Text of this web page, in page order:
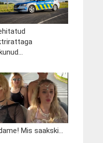
Mis saakski...